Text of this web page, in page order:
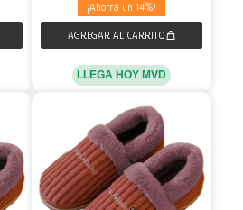
14
LLEGA HOY MVD